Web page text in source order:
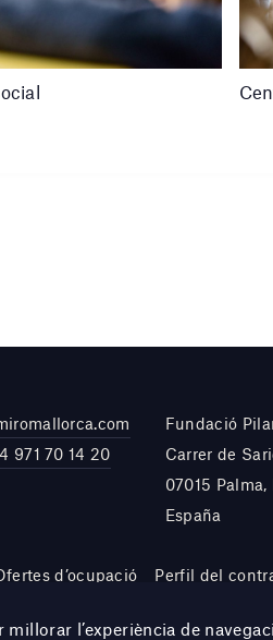
971 70 14 20
Fundació
Carrer de
07015
España
d’ocupació Perfil del
l’experiència de